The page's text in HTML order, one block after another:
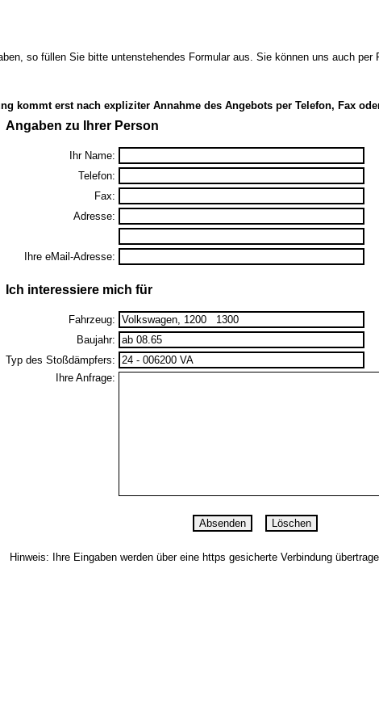
so füllen Sie bitte untenstehendes Formular aus. Sie können uns auch
kommt erst nach expliziter Annahme des Angebots per Telefon, Fax
Angaben zu Ihrer Person
Ihr Name:
Telefon:
Fax:
Adresse:
Ihre eMail-Adresse:
Ich interessiere mich für
Fahrzeug:
Baujahr:
Typ des Stoßdämpfers:
Ihre Anfrage:
Hinweis: Ihre Eingaben werden über eine https gesicherte Verbindung